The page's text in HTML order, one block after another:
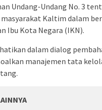
Undang-Undang No. 3
Kaltim dalam
Ibu Kota Negara (IKN).
dalam dialog
manajemen tata